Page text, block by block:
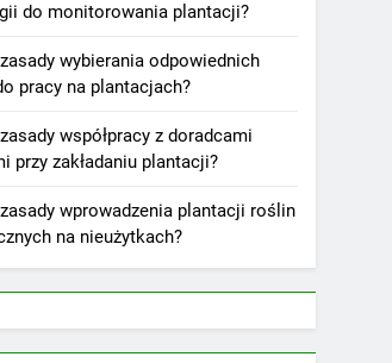
do monitorowania plantacji?
wybierania odpowiednich
pracy na plantacjach?
współpracy z doradcami
przy zakładaniu plantacji?
wprowadzenia plantacji roślin
na nieużytkach?